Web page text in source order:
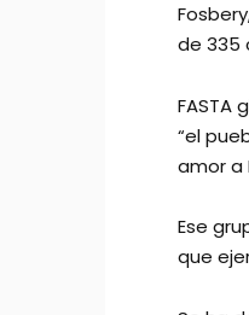
de 335
FASTA
“el
amor a
Ese
que